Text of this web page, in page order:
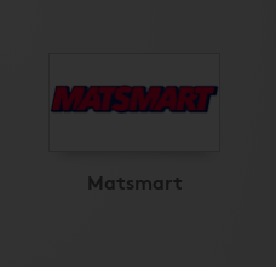
Matsmart